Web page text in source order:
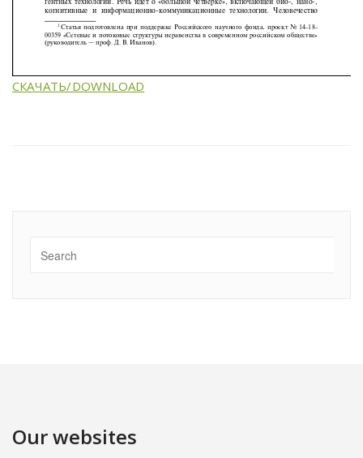
СКАЧАТЬ/DOWNLOAD
Our websites